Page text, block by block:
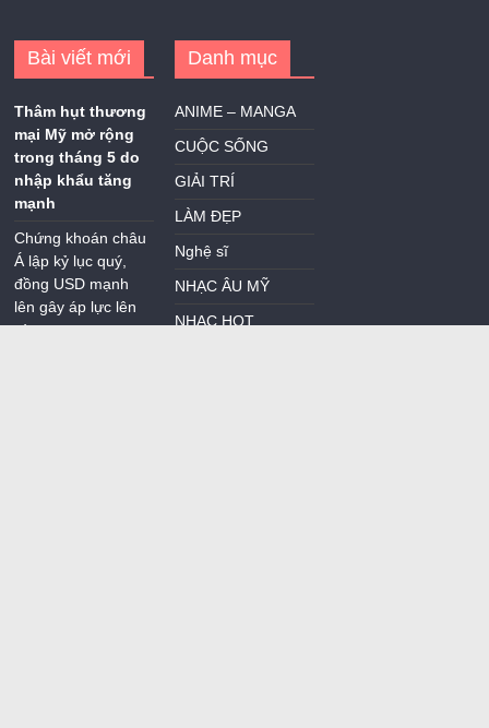
Bài viết mới
Thâm hụt thương
mại Mỹ mở rộng
trong tháng 5 do
nhập khẩu tăng
mạnh
Chứng khoán châu
Á lập kỷ lục quý,
đồng USD mạnh
lên gây áp lực lên
vàng
Danh mục
ANIME – MANGA
CUỘC SỐNG
GIẢI TRÍ
LÀM ĐẸP
Nghệ sĩ
NHẠC ÂU MỸ
NHẠC HOT